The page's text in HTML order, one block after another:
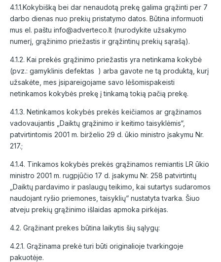
4.1.1.Kokybišką bei dar nenaudotą prekę galima grąžinti per 7
darbo dienas nuo prekių pristatymo datos. Būtina informuoti
mus el. paštu info@adverteco.lt (nurodykite užsakymo
numerį, grąžinimo priežastis ir grąžintinų prekių sąrašą).
4.1.2. Kai prekės grąžinimo priežastis yra netinkama kokybė
(pvz.: gamyklinis defektas ) arba gavote ne tą produktą, kurį
užsakėte, mes įsipareigojame savo lėšomispakeisti
netinkamos kokybės prekę į tinkamą tokią pačią prekę.
4.1.3. Netinkamos kokybės prekės keičiamos ar grąžinamos
vadovaujantis „Daiktų grąžinimo ir keitimo taisyklėmis“,
patvirtintomis 2001 m. birželio 29 d. ūkio ministro įsakymu Nr.
217.;
4.1.4. Tinkamos kokybės prekės grąžinamos remiantis LR ūkio
ministro 2001 m. rugpjūčio 17 d. įsakymu Nr. 258 patvirtintų
„Daiktų pardavimo ir paslaugų teikimo, kai sutartys sudaromos
naudojant ryšio priemones, taisyklių“ nustatyta tvarka. Šiuo
atveju prekių grąžinimo išlaidas apmoka pirkėjas.
4.2. Grąžinant prekes būtina laikytis šių sąlygų:
4.2.1. Grąžinama prekė turi būti originalioje tvarkingoje
pakuotėje.